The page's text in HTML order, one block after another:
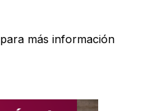
para más información